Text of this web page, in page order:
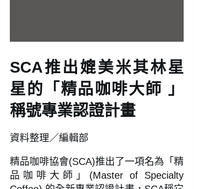
SCA推出媲美米其林星
星的「精品咖啡大師 」
稱號專業認證計畫
資料整理／編輯部
精品咖啡協會(SCA)推出了一項名為「精
品咖啡大師」(Master of Specialty